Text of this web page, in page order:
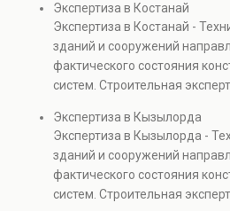
элементов и оценку
Услуга востребована при
капитальном ремонте и
также при судебных
проверках.
Экспертиза в Костанай
Экспертиза в Костанай -
зданий и сооружений
фактического состояния
систем. Строительная
элементов и оценку
Услуга востребована при
капитальном ремонте и
также при судебных
проверках.
Экспертиза в Кызылорда
Экспертиза в Кызылорда -
зданий и сооружений
фактического состояния
систем. Строительная